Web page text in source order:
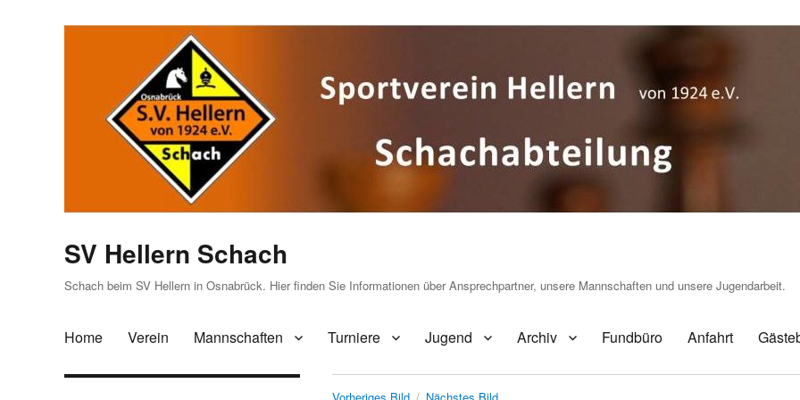
SV Hellern Schach
Schach beim SV Hellern in Osnabrück. Hier finden Sie Informationen über Ansprechpartner, unsere Mannschaften und unsere Jugendarbeit.
Home Verein Mannschaften Turniere Jugend Archiv Fundbüro Anfahrt